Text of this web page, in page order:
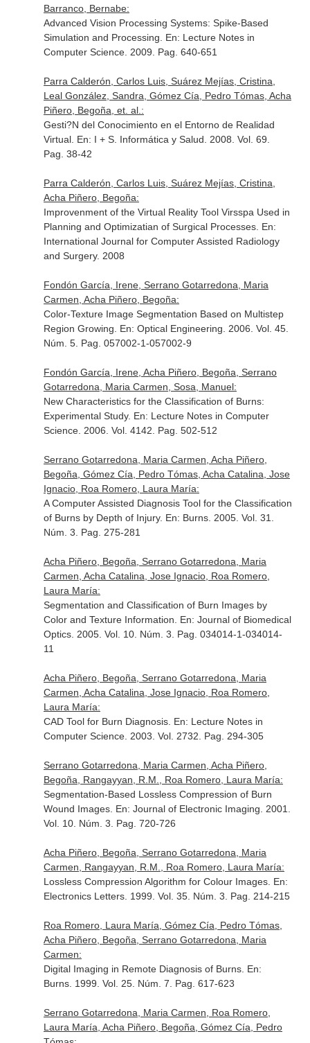
Barranco, Bernabe:
Advanced Vision Processing Systems: Spike-Based
Simulation and Processing. En: Lecture Notes in
Computer Science. 2009. Pag. 640-651
Parra Calderón, Carlos Luis, Suárez Mejías, Cristina,
Leal González, Sandra, Gómez Cía, Pedro Tómas, Acha
Piñero, Begoña, et. al.:
Gesti?N del Conocimiento en el Entorno de Realidad
Virtual. En: I + S. Informática y Salud . 2008. Vol. 69.
Pag. 38-42
Parra Calderón, Carlos Luis, Suárez Mejías, Cristina,
Acha Piñero, Begoña:
Improvenment of the Virtual Reality Tool Virsspa Used in
Planning and Optimizatian of Surgical Processes. En:
International Journal for Computer Assisted Radiology
and Surgery. 2008
Fondón García, Irene, Serrano Gotarredona, Maria
Carmen, Acha Piñero, Begoña:
Color-Texture Image Segmentation Based on Multistep
Region Growing. En: Optical Engineering . 2006. Vol. 45.
Núm. 5. Pag. 057002-1-057002-9
Fondón García, Irene, Acha Piñero, Begoña, Serrano
Gotarredona, Maria Carmen, Sosa, Manuel:
New Characteristics for the Classification of Burns:
Experimental Study. En: Lecture Notes in Computer
Science. 2006. Vol. 4142. Pag. 502-512
Serrano Gotarredona, Maria Carmen, Acha Piñero,
Begoña, Gómez Cía, Pedro Tómas, Acha Catalina, Jose
Ignacio, Roa Romero, Laura María:
A Computer Assisted Diagnosis Tool for the Classification
of Burns by Depth of Injury. En: Burns. 2005. Vol. 31.
Núm. 3. Pag. 275-281
Acha Piñero, Begoña, Serrano Gotarredona, Maria
Carmen, Acha Catalina, Jose Ignacio, Roa Romero,
Laura María:
Segmentation and Classification of Burn Images by
Color and Texture Information. En: Journal of Biomedical
Optics. 2005. Vol. 10. Núm. 3. Pag. 034014-1-034014-
11
Acha Piñero, Begoña, Serrano Gotarredona, Maria
Carmen, Acha Catalina, Jose Ignacio, Roa Romero,
Laura María:
CAD Tool for Burn Diagnosis. En: Lecture Notes in
Computer Science. 2003. Vol. 2732. Pag. 294-305
Serrano Gotarredona, Maria Carmen, Acha Piñero,
Begoña, Rangayyan, R.M., Roa Romero, Laura María:
Segmentation-Based Lossless Compression of Burn
Wound Images. En: Journal of Electronic Imaging . 2001.
Vol. 10. Núm. 3. Pag. 720-726
Acha Piñero, Begoña, Serrano Gotarredona, Maria
Carmen, Rangayyan, R.M., Roa Romero, Laura María:
Lossless Compression Algorithm for Colour Images. En:
Electronics Letters. 1999. Vol. 35. Núm. 3. Pag. 214-215
Roa Romero, Laura María, Gómez Cía, Pedro Tómas,
Acha Piñero, Begoña, Serrano Gotarredona, Maria
Carmen:
Digital Imaging in Remote Diagnosis of Burns. En:
Burns. 1999. Vol. 25. Núm. 7. Pag. 617-623
Serrano Gotarredona, Maria Carmen, Roa Romero,
Laura María, Acha Piñero, Begoña, Gómez Cía, Pedro